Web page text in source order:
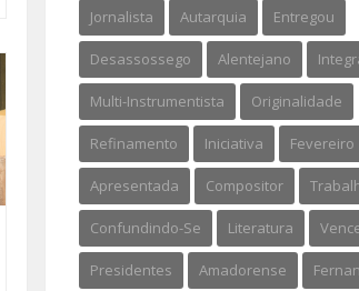
Jornalista Autarquia Entregou
Desassossego Alentejano
Multi-Instrumentista Originalidade
Refinamento Iniciativa Fevereiro
Apresentada Compositor
Confundindo-Se Literatura
Presidentes Amadorense